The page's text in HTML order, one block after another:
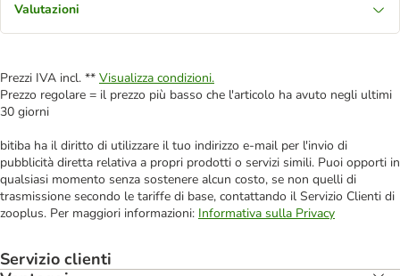
Valutazioni
Prezzi IVA incl. ** Visualizza condizioni.
Prezzo regolare = il prezzo più basso che l'articolo ha avuto negli ultimi
30 giorni
bitiba ha il diritto di utilizzare il tuo indirizzo e-mail per l'invio di
pubblicità diretta relativa a propri prodotti o servizi simili. Puoi opporti in
qualsiasi momento senza sostenere alcun costo, se non quelli di
trasmissione secondo le tariffe di base, contattando il Servizio Clienti di
zooplus. Per maggiori informazioni: Informativa sulla Privacy
Servizio clienti